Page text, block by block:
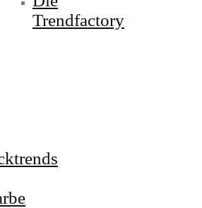
Trendfactory